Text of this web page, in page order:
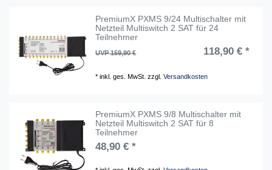
PremiumX PXMS 9/24 Multischalter mit
Netzteil Multiswitch 2 SAT für 24
Teilnehmer
UVP 159,90 € 118,90 € *
*inkl. ges. MwSt. zzgl.Versandkosten
PremiumX PXMS 9/8 Multischalter mit
Netzteil Multiswitch 2 SAT für 8
Teilnehmer
48,90 € *